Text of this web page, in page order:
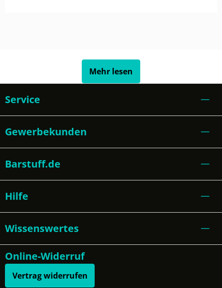
Mehr lesen
Service
Gewerbekunden
Barstuff.de
Hilfe
Wissenswertes
Online-Widerruf
Vertrag widerrufen